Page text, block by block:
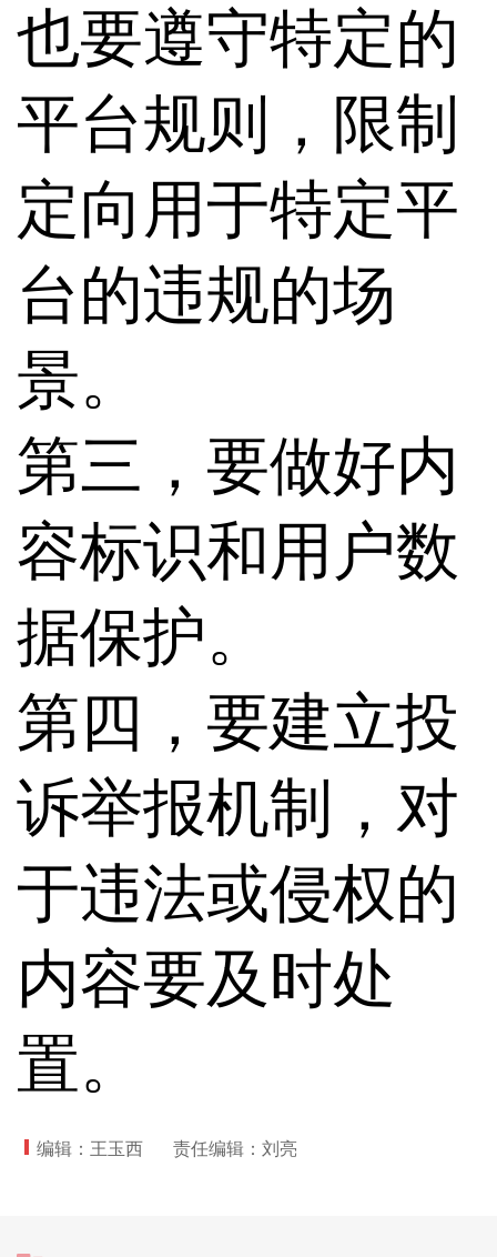
也要遵守特定的
平台规则，限制
定向用于特定平
台的违规的场
景。
第三，要做好内
容标识和用户数
据保护。
第四，要建立投
诉举报机制，对
于违法或侵权的
内容要及时处
置。
编辑：王玉西 责任编辑：刘亮